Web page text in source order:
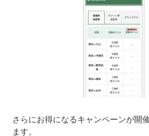
さらにお得になるキャンペーンが開
ます。